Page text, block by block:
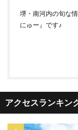
堺・南河内の旬な
にゅー』です♪
アクセスランキン